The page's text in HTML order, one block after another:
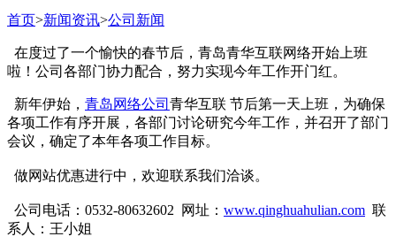
首页>新闻资讯>公司新闻
在度过了一个愉快的春节后，青岛青华互联网络开始上班
啦！公司各部门协力配合，努力实现今年工作开门红。
新年伊始， 青岛网络公司 青华互联 节后第一天上班，为确保
各项工作有序开展，各部门讨论研究今年工作，并召开了部门
会议，确定了本年各项工作目标。
做网站优惠进行中，欢迎联系我们洽谈。
公司电话：0532-80632602 网址： www.qinghuahulian.com 联
系人：王小姐